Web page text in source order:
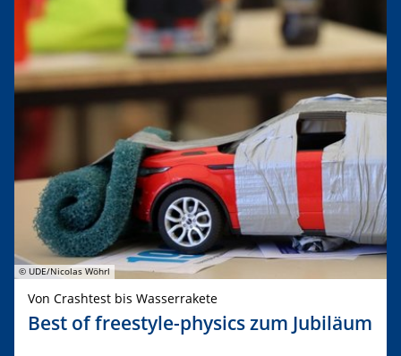
© UDE/Nicolas Wöhrl
Von Crashtest bis Wasserrakete
Best of freestyle-physics zum Jubiläum